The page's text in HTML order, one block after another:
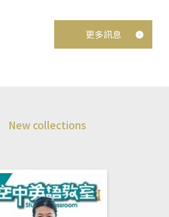
更多訊息
New collections